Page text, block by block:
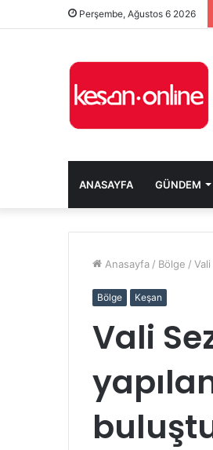
Perşembe, Ağustos 6 2026
ANASAYFA GÜNDEM
Anasayfa / Bölge /
Bölge Keşan
Vali